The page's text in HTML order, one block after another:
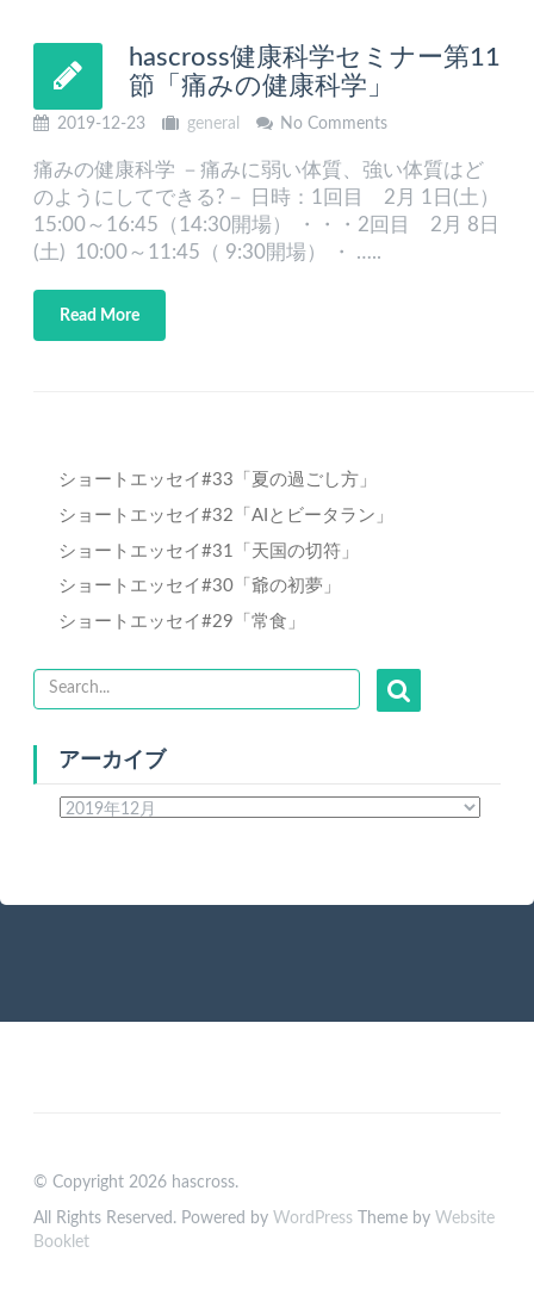
hascross健康科学セミナー第11
節「痛みの健康科学」
2019-12-23 general No Comments
痛みの健康科学 －痛みに弱い体質、強い体質はど
のようにしてできる?－ 日時：1回目 2月 1日(土）
15:00～16:45（14:30開場） ・・・2回目 2月 8日
(土) 10:00～11:45（ 9:30開場） ・ …..
Read More
ショートエッセイ#33「夏の過ごし方」
ショートエッセイ#32「AIとビータラン」
ショートエッセイ#31「天国の切符」
ショートエッセイ#30「爺の初夢」
ショートエッセイ#29「常食」
アーカイブ
ブ
© Copyright 2026 hascross.
All Rights Reserved. Powered by WordPress Theme by Website
Booklet